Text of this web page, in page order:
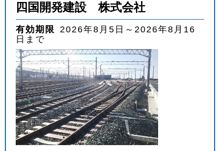
四国開発建設 株式会社
有効期限 2026年8月5日～2026年8月16
日まで